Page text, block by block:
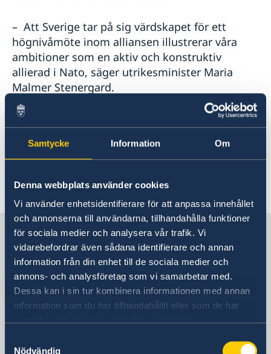
Samtycke Information Om
Denna webbplats använder cookies
Vi använder enhetsidentifierare för att anpassa innehållet
och annonserna till användarna, tillhandahålla funktioner
för sociala medier och analysera vår trafik. Vi
vidarebefordrar även sådana identifierare och annan
information från din enhet till de sociala medier och
annons- och analysföretag som vi samarbetar med.
Dessa kan i sin tur kombinera informationen med annan
information som du har tillhandahållit eller som de har
Nödvändig
– Att Sverige tar på sig värdskapet för ett
högnivåmöte inom alliansen illustrerar våra
ambitioner som en aktiv och konstruktiv
allierad i Nato, säger utrikesminister Maria
Malmer Stenergard.
Läs mer om Natomötet på regeringens
engelska webbplats
Senast uppdaterad 20 maj 2026, 10.51
Sverige i Grekland
Sveriges ambassad
Besöksadress
Postadress